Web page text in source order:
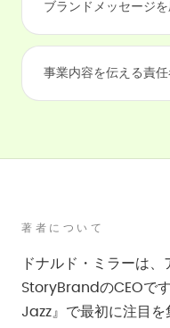
ブランドメッセージ
事業内容を伝える責
著者について
ドナルド・ミラーは
StoryBrandのCEOで
Jazz』で最初に注目を